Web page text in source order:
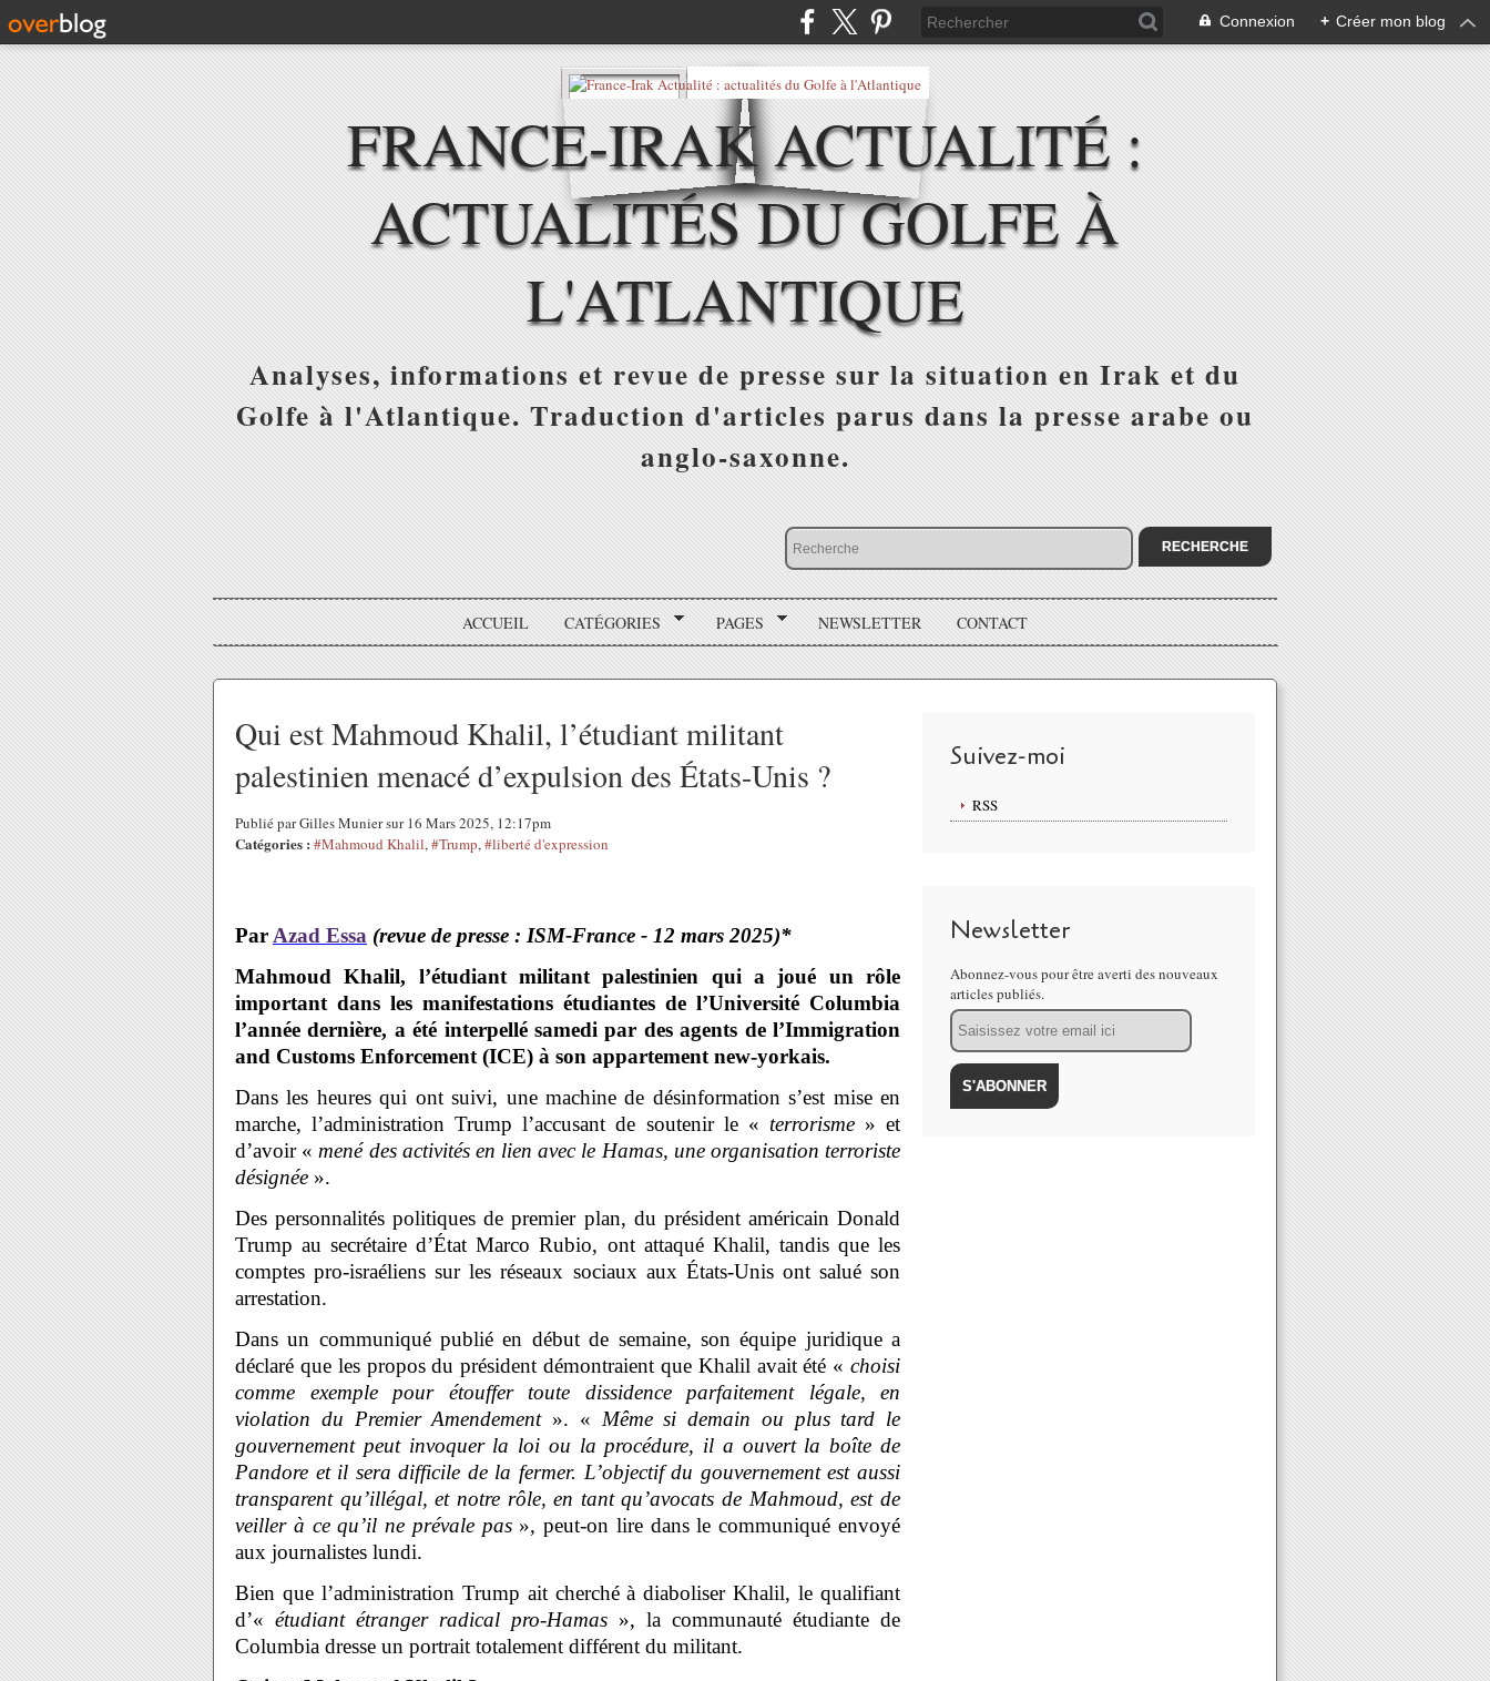
Connexion + Créer mon blog
FRANCE-IRAK ACTUALITÉ :
ACTUALITÉS DU GOLFE À
L'ATLANTIQUE
Analyses, informations et revue de presse sur la situation en Irak et du
Golfe à l'Atlantique. Traduction d'articles parus dans la presse arabe ou
anglo-saxonne.
ACCUEIL CATÉGORIES PAGES NEWSLETTER CONTACT
Qui est Mahmoud Khalil, l’étudiant militant
palestinien menacé d’expulsion des États-Unis ?
Publié par Gilles Munier sur 16 Mars 2025, 12:17pm
Catégories : #Mahmoud Khalil,#Trump,#liberté d'expression
Par Azad Essa (revue de presse : ISM-France - 12 mars 2025)*
Mahmoud Khalil, l’étudiant militant palestinien qui a joué un rôle
important dans les manifestations étudiantes de l’Université Columbia
l’année dernière, a été interpellé samedi par des agents de l’Immigration
and Customs Enforcement (ICE) à son appartement new-yorkais.
Dans les heures qui ont suivi, une machine de désinformation s’est mise en
marche, l’administration Trump l’accusant de soutenir le « terrorisme » et
d’avoir « mené des activités en lien avec le Hamas, une organisation terroriste
désignée ».
Des personnalités politiques de premier plan, du président américain Donald
Trump au secrétaire d’État Marco Rubio, ont attaqué Khalil, tandis que les
comptes pro-israéliens sur les réseaux sociaux aux États-Unis ont salué son
arrestation.
Dans un communiqué publié en début de semaine, son équipe juridique a
déclaré que les propos du président démontraient que Khalil avait été « choisi
comme exemple pour étouffer toute dissidence parfaitement légale, en
violation du Premier Amendement». « Même si demain ou plus tard le
gouvernement peut invoquer la loi ou la procédure, il a ouvert la boîte de
Pandore et il sera difficile de la fermer. L’objectif du gouvernement est aussi
transparent qu’illégal, et notre rôle, en tant qu’avocats de Mahmoud, est de
veiller à ce qu’il ne prévale pas», peut-on lire dans le communiqué envoyé
aux journalistes lundi.
Bien que l’administration Trump ait cherché à diaboliser Khalil, le qualifiant
d’« étudiant étranger radical pro-Hamas », la communauté étudiante de
Columbia dresse un portrait totalement différent du militant.
Suivez-moi
RSS
Newsletter
Abonnez-vous pour être averti des nouveaux
articles publiés.
Email